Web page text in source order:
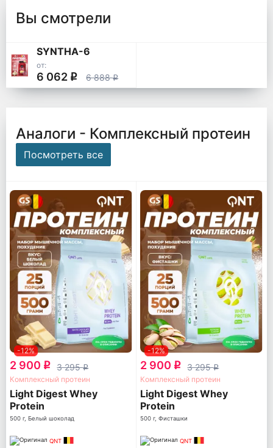
Вы смотрели
SYNTHA-6
от:
6 062 q 6 888q
Аналоги - Комплексный протеин
Посмотреть все
-12%
2 900 q 3 295q
Комплексный протеин
Light Digest Whey
Protein
500 г, Белый шоколад
QNT
-12%
2 900 q 3 295q
Комплексный протеин
Light Digest Whey
Protein
500 г, Фисташки
QNT